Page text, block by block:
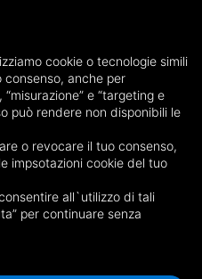
newspaper by mail
cookie o tecnologie simili
anche per
e “targeting e
può rendere non disponibili le
o revocare il tuo consenso,
impsotazioni cookie del tuo
all`utilizzo di tali
per continuare senza